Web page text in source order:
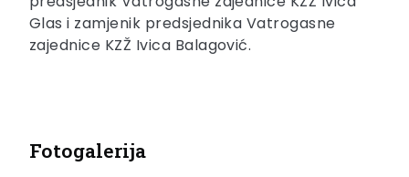
Glas i zamjenik predsjednika Vatrogasne
zajednice KZŽ Ivica Balagović.
Fotogalerija